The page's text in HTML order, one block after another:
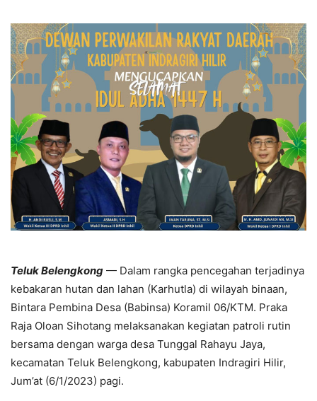
Teluk Belengkong — Dalam rangka pencegahan terjadinya
kebakaran hutan dan lahan (Karhutla) di wilayah binaan,
Bintara Pembina Desa (Babinsa) Koramil 06/KTM. Praka
Raja Oloan Sihotang melaksanakan kegiatan patroli rutin
bersama dengan warga desa Tunggal Rahayu Jaya,
kecamatan Teluk Belengkong, kabupaten Indragiri Hilir,
Jum’at (6/1/2023) pagi.